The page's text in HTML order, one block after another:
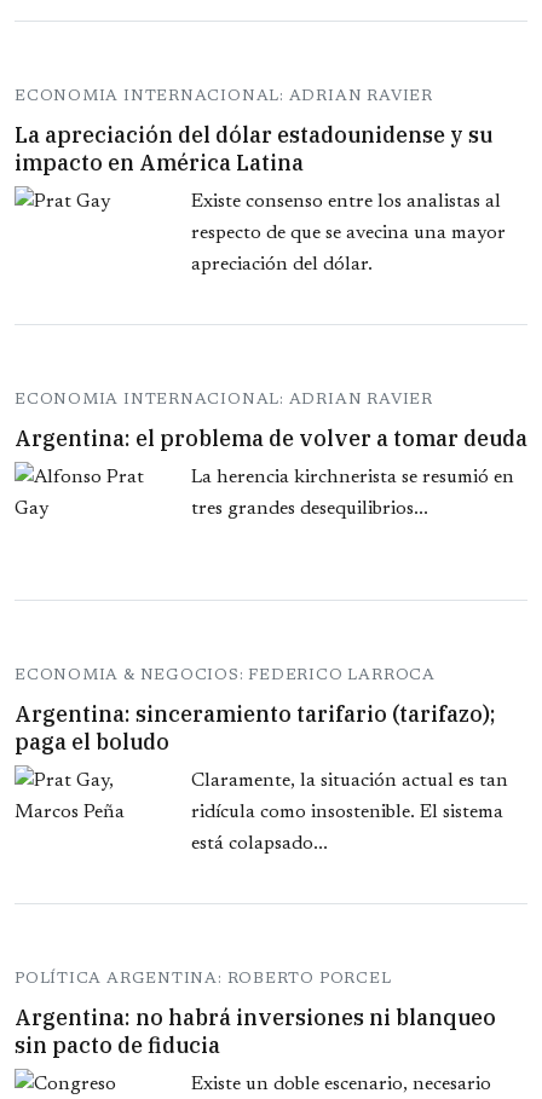
ECONOMIA INTERNACIONAL: ADRIAN RAVIER
La apreciación del dólar estadounidense y su
impacto en América Latina
Existe consenso entre los analistas al
respecto de que se avecina una mayor
apreciación del dólar.
ECONOMIA INTERNACIONAL: ADRIAN RAVIER
Argentina: el problema de volver a tomar deuda
La herencia kirchnerista se resumió en
tres grandes desequilibrios...
ECONOMIA & NEGOCIOS: FEDERICO LARROCA
Argentina: sinceramiento tarifario (tarifazo);
paga el boludo
Claramente, la situación actual es tan
ridícula como insostenible. El sistema
está colapsado...
POLÍTICA ARGENTINA: ROBERTO PORCEL
Argentina: no habrá inversiones ni blanqueo
sin pacto de fiducia
Existe un doble escenario, necesario